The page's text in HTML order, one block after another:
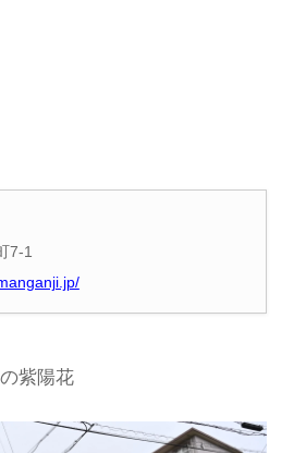
7-1
紫陽花